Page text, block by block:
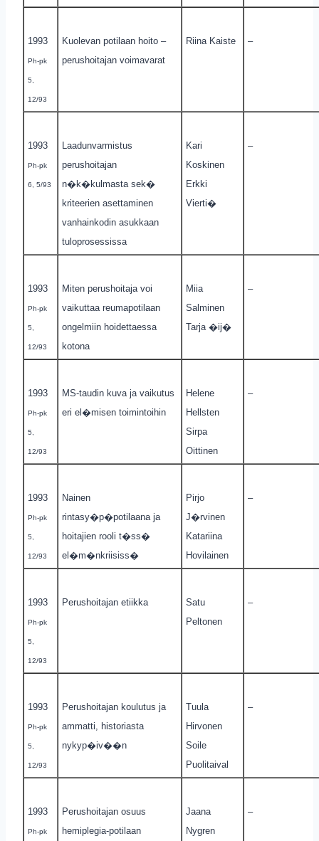
1993
Ph-pk
5,
12/93
Kuolevan potilaan hoito –
perushoitajan voimavarat
Riina Kaiste –
1993
Ph-pk
6, 5/93
Laadunvarmistus
perushoitajan
n�k�kulmasta sek�
kriteerien asettaminen
vanhainkodin asukkaan
tuloprosessissa
Kari
Koskinen
Erkki
Vierti�
–
1993
Ph-pk
5,
12/93
Miten perushoitaja voi
vaikuttaa reumapotilaan
ongelmiin hoidettaessa
kotona
Miia
Salminen
Tarja �ij�
–
1993
Ph-pk
5,
12/93
MS-taudin kuva ja vaikutus
eri el�misen toimintoihin
Helene
Hellsten
Sirpa
Oittinen
–
1993
Ph-pk
5,
12/93
Nainen
rintasy�p�potilaana ja
hoitajien rooli t�ss�
el�m�nkriisiss�
Pirjo
J�rvinen
Katariina
Hovilainen
–
1993
Ph-pk
5,
12/93
Perushoitajan etiikka
Satu
Peltonen
–
1993
Ph-pk
5,
12/93
Perushoitajan koulutus ja
ammatti, historiasta
nykyp�iv��n
Tuula
Hirvonen
Soile
Puolitaival
–
1993
Ph-pk
Perushoitajan osuus
hemiplegia-potilaan
Jaana
Nygren
–